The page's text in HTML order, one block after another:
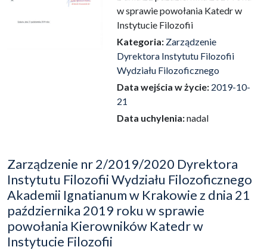
w sprawie powołania Katedr w
Instytucie Filozofii
Kategoria: Zarządzenie
Dyrektora Instytutu Filozofii
Wydziału Filozoficznego
Data wejścia w życie: 2019-10-
21
Data uchylenia:nadal
Zarządzenie nr 2/2019/2020 Dyrektora
Instytutu Filozofii Wydziału Filozoficznego
Akademii Ignatianum w Krakowie z dnia 21
października 2019 roku w sprawie
powołania Kierowników Katedr w
Instytucie Filozofii